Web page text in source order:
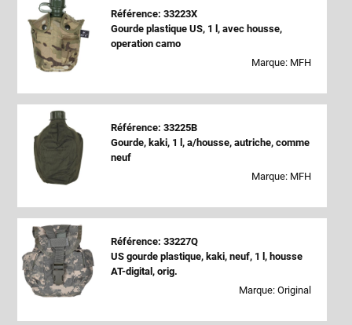
Référence: 33223X
Gourde plastique US, 1 l, avec housse,
operation camo
Marque: MFH
Référence: 33225B
Gourde, kaki, 1 l, a/housse, autriche, comme
neuf
Marque: MFH
Référence: 33227Q
US gourde plastique, kaki, neuf, 1 l, housse
AT-digital, orig.
Marque: Original